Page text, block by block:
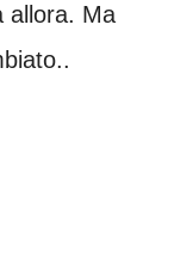
allora. Ma